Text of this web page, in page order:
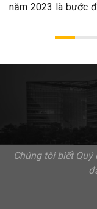
năm 2023 là bước
Chúng tôi biết